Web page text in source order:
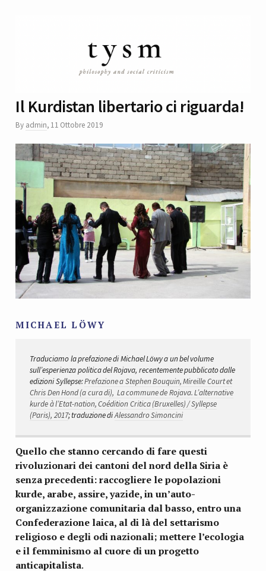
Il Kurdistan libertario ci riguarda!
By admin, 11 Ottobre 2019
MICHAEL LÖWY
Traduciamo la prefazione di Michael Löwy a un bel volume
sull’esperienza politica del Rojava, recentemente pubblicato dalle
edizioni Syllepse:Prefazione a Stephen Bouquin, Mireille Court et
Chris Den Hond (a cura di), La commune de Rojava. L’alternative
kurde à l’Etat-nation, Coédition Critica (Bruxelles) / Syllepse
(Paris), 2017; traduzione diAlessandro Simoncini
Quello che stanno cercando di fare questi
rivoluzionari dei cantoni del nord della Siria è
senza precedenti: raccogliere le popolazioni
kurde, arabe, assire, yazide, in un’auto-
organizzazione comunitaria dal basso, entro una
Confederazione laica, al di là del settarismo
religioso e degli odi nazionali; mettere l’ecologia
e il femminismo al cuore di un progetto
anticapitalista.